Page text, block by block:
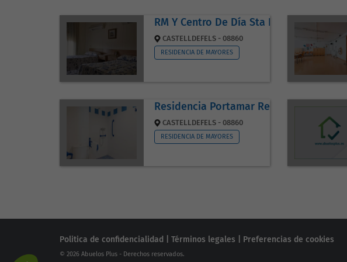
RM Y Centro De Día Sta Rita Castelldefels
CASTELLDEFELS - 08860
RESIDENCIA DE MAYORES
Residencia Portamar Residencial
CASTELLDEFELS - 08860
RESIDENCIA DE MAYORES
Politica de confidencialidad Términos legales Preferencias de cookies
© 2026 Abuelos Plus - Derechos reservados.